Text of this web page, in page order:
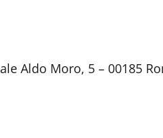
Aldo Moro, 5 – 00185